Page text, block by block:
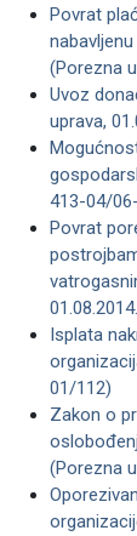
Povrat
(Porezna
Uvoz
uprava,
413-04/
Povrat
Isplata
01/112)
Zakon o
(Porezna